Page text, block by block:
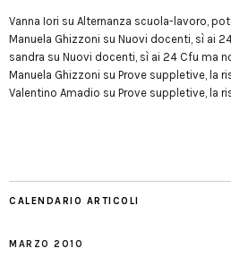
Vanna Iori su Alternanza scuola-lavoro,
Manuela Ghizzoni su Nuovi docenti, sì ai
sandra su Nuovi docenti, sì ai 24 Cfu ma
Manuela Ghizzoni su Prove suppletive, la
Valentino Amadio su Prove suppletive, la
CALENDARIO ARTICOLI
MARZO 2010